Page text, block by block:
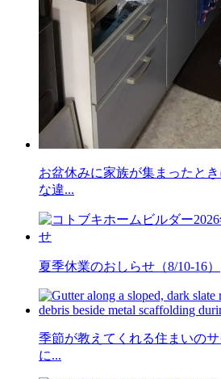
お盆休みに家族が集まったと
な違...
夏季休業のおしらせ（8/10-16）
季節が教えてくれる住まいの
に...